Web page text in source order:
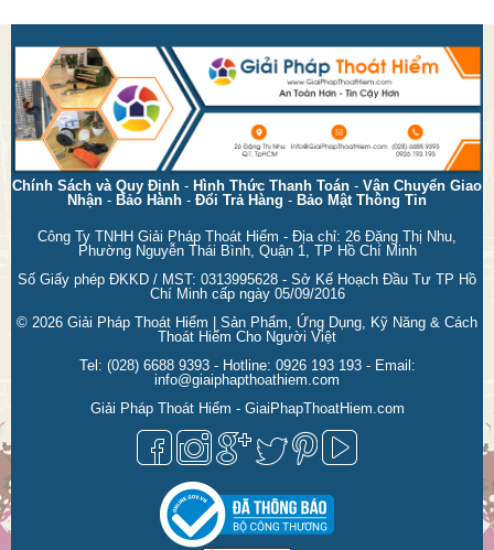
Chính Sách và Quy Định - Hình Thức Thanh Toán - Vận Chuyển Giao
Nhận - Bảo Hành - Đổi Trả Hàng - Bảo Mật Thông Tin
Công Ty TNHH Giải Pháp Thoát Hiểm - Địa chỉ: 26 Đặng Thị Nhu,
Phường Nguyễn Thái Bình, Quận 1, TP Hồ Chí Minh
Số Giấy phép ĐKKD / MST: 0313995628 - Sở Kế Hoạch Đầu Tư TP Hồ
Chí Minh cấp ngày 05/09/2016
© 2026 Giải Pháp Thoát Hiểm | Sản Phẩm, Ứng Dụng, Kỹ Năng & Cách
Thoát Hiểm Cho Người Việt
Tel: (028) 6688 9393- Hotline: 0926 193 193- Email:
info@giaiphapthoathiem.com
Giải Pháp Thoát Hiểm - GiaiPhapThoatHiem.com